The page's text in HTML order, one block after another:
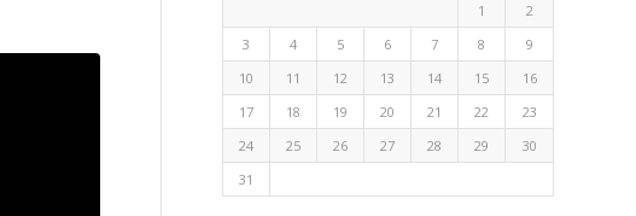
1
2
3
4 5 6 7 8
9
10
11 12 13 14 15
16
17
18 19 20 21 22
23
24
25 26 27 28 29
30
31